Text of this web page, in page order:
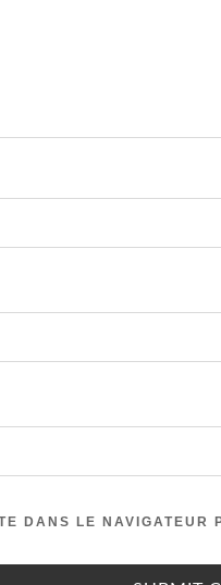
DANS LE NAVIGATEUR